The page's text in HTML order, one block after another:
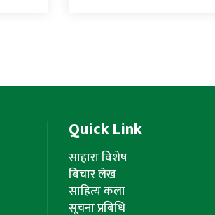
Quick Link
साहारा विशेष
बिचार लेख
साहित्य कला
सूचना प्रबिधि